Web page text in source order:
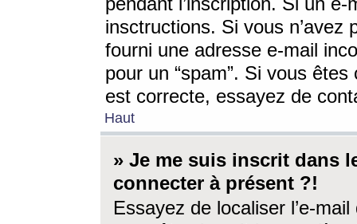
insctructions. Si vous n’avez
fourni une adresse e-mail
pour un “spam”. Si vous
est correcte, essayez de
Haut
» Je me suis inscrit dans
connecter à présent ?!
Essayez de localiser l’e-